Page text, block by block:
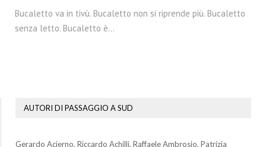
Bucaletto va in tivù. Bucaletto non si riprende più. Bucaletto
senza letto. Bucaletto è…
AUTORI DI PASSAGGIO A SUD
Gerardo Acierno, Riccardo Achilli, Raffaele Ambrosio, Patrizia